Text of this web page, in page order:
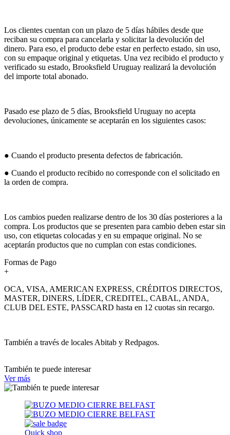
Los clientes cuentan con un plazo de 5 días hábiles desde que
reciban su compra para cancelarla y solicitar la devolución del
dinero. Para eso, el producto debe estar en perfecto estado, sin uso,
con su empaque original y etiquetas. Una vez recibido el producto y
verificado su estado, Brooksfield Uruguay realizará la devolución
del importe total abonado.
Pasado ese plazo de 5 días, Brooksfield Uruguay no acepta
devoluciones, únicamente se aceptarán en los siguientes casos:
● Cuando el producto presenta defectos de fabricación.
● Cuando el producto recibido no corresponde con el solicitado en
la orden de compra.
Los cambios pueden realizarse dentro de los 30 días posteriores a la
compra. Los productos que se presenten para cambio deben estar sin
uso, con etiquetas colocadas y en su empaque original. No se
aceptarán productos que no cumplan con estas condiciones.
Formas de Pago
+
OCA, VISA, AMERICAN EXPRESS, CRÉDITOS DIRECTOS,
MASTER, DINERS, LÍDER, CREDITEL, CABAL, ANDA,
CLUB DEL ESTE, PASSCARD hasta en 12 cuotas sin recargo.
También a través de locales Abitab y Redpagos.
También te puede interesar
Ver más
Quick shop